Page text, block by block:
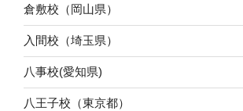
倉敷校（岡山県）
入間校（埼玉県）
八事校(愛知県)
八王子校（東京都）